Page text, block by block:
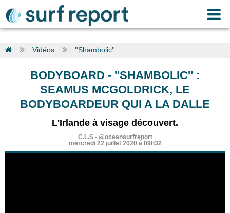
Vidéos ''Shambolic'' : ...
BODYBOARD - ''SHAMBOLIC'' :
SEAMUS MCGOLDRICK, LE
BODYBOARDEUR QUI A LA DALLE
L'Irlande à visage découvert.
C.L.S- @oceansurfreport
mercredi 22 juillet 2020 à 09h32